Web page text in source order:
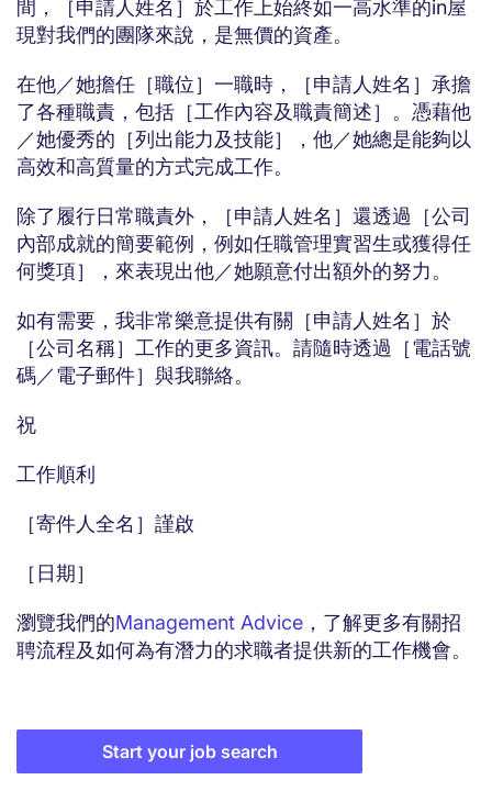
間，［申請人姓名］於工作上始終如一高水準的in屋
現對我們的團隊來說，是無價的資產。
在他／她擔任［職位］一職時，［申請人姓名］承擔
了各種職責，包括［工作內容及職責簡述］。憑藉他
／她優秀的［列出能力及技能］，他／她總是能夠以
高效和高質量的方式完成工作。
除了履行日常職責外，［申請人姓名］還透過［公司
內部成就的簡要範例，例如任職管理實習生或獲得任
何獎項］，來表現出他／她願意付出額外的努力。
如有需要，我非常樂意提供有關［申請人姓名］於
［公司名稱］工作的更多資訊。請隨時透過［電話號
碼／電子郵件］與我聯絡。
祝
工作順利
［寄件人全名］謹啟
［日期］
瀏覽我們的Management Advice ，了解更多有關招
聘流程及如何為有潛力的求職者提供新的工作機會。
Start your job search